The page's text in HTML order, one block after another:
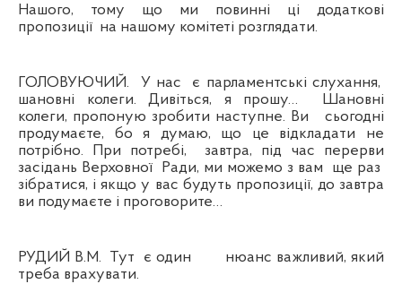
Нашого, тому що ми повинні ці додаткові
пропозиції на нашому комітеті розглядати.
ГОЛОВУЮЧИЙ. У нас
є парламентські слухання,
шановні колеги. Дивіться, я прошу…
Шановні
колеги, пропоную зробити наступне. Ви
сьогодні
продумаєте, бо я думаю, що це відкладати не
потрібно. При потребі,
завтра, під час перерви
засідань Верховної
Ради, ми можемо з вам
ще раз
зібратися, і якщо у вас будуть пропозиції, до завтра
ви подумаєте і проговорите…
РУДИЙ В.М. Тут є один
нюанс важливий, який
треба врахувати.